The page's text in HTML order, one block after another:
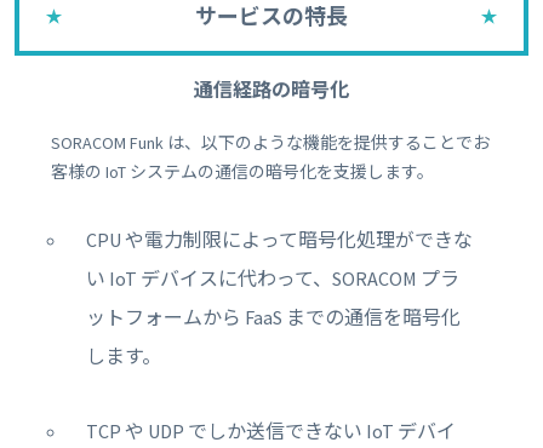
サービスの特長
通信経路の暗号化
SORACOM Funk は、以下のような機能を提供することでお
客様の IoT システムの通信の暗号化を支援します。
CPU や電力制限によって暗号化処理ができな
い IoT デバイスに代わって、SORACOM プラ
ットフォームから FaaS までの通信を暗号化
します。
TCP や UDP でしか送信できない IoT デバイ